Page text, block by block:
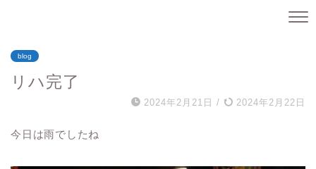
blog
リハ完了
2024年2月21日 / 2024年2月22日
今日は雨でしたね